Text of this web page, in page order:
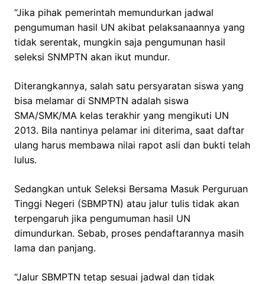
“Jika pihak pemerintah memundurkan jadwal
pengumuman hasil UN akibat pelaksanaannya yang
tidak serentak, mungkin saja pengumunan hasil
seleksi SNMPTN akan ikut mundur.
Diterangkannya, salah satu persyaratan siswa yang
bisa melamar di SNMPTN adalah siswa
SMA/SMK/MA kelas terakhir yang mengikuti UN
2013. Bila nantinya pelamar ini diterima, saat daftar
ulang harus membawa nilai rapot asli dan bukti telah
lulus.
Sedangkan untuk Seleksi Bersama Masuk Perguruan
Tinggi Negeri (SBMPTN) atau jalur tulis tidak akan
terpengaruh jika pengumuman hasil UN
dimundurkan. Sebab, proses pendaftarannya masih
lama dan panjang.
“Jalur SBMPTN tetap sesuai jadwal dan tidak